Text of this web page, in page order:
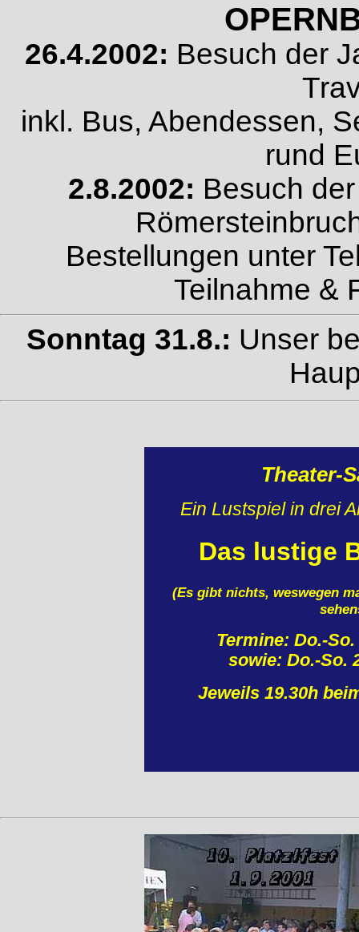
26.4.2002: Besuch der
inkl. Bus, Abendessen,
rund
2.8.2002: Besuch
Bestellungen unter
Teilnahme &
Sonntag 31.8.: Unser
Theater-
Ein Lustspiel in drei
Das lustige
(Es gibt nichts, weswegen
Termine: Do.-So.
sowie: Do.-So.
Jeweils 19.30h